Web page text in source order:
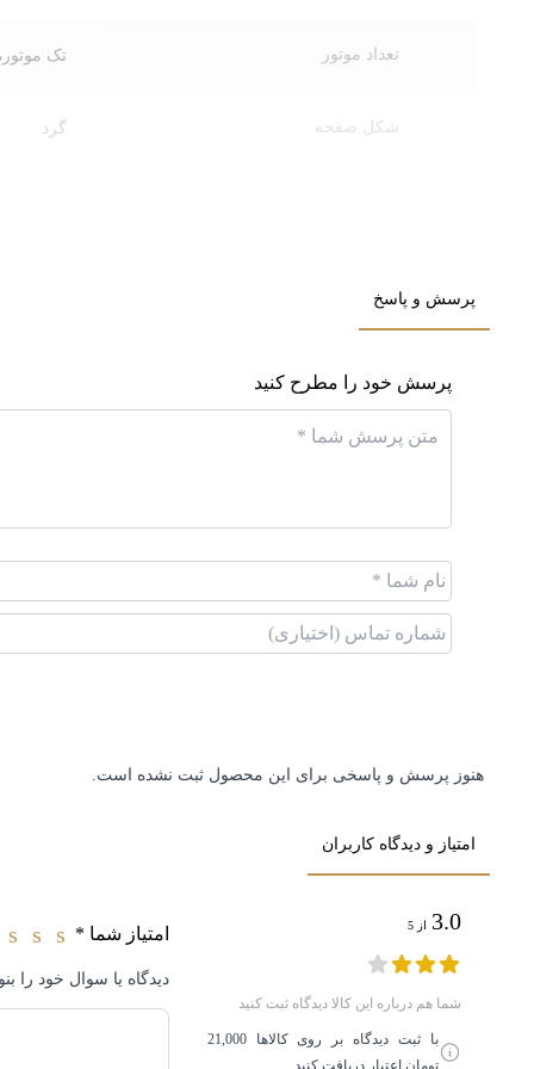
تعداد موتور تک
شکل صفحه گرد
نوع موتور کوارتز
ویژگی‌ها
نوع قفل (سگک)
اصالت کالا
استیل
برند
پرسش و پاسخ
پرسش خود را مطرح کنید
هنوز پرسش و پاسخی برای این محصول ثبت نشده است.
امتیاز و دیدگاه کاربران
3.0 از 5
شما هم درباره این کالا دیدگاه ثبت کنید
با ثبت دیدگاه بر روی کالاها 21,000
تومان اعتبار دریافت کنید
امتیاز شما *
دیدگاه یا سوال خود را